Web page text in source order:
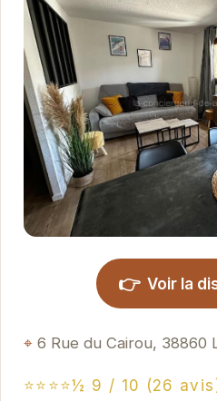
👉 Voir la
6 Rue du Cairou, 38860
⭐⭐⭐⭐½ 9 / 10 (26